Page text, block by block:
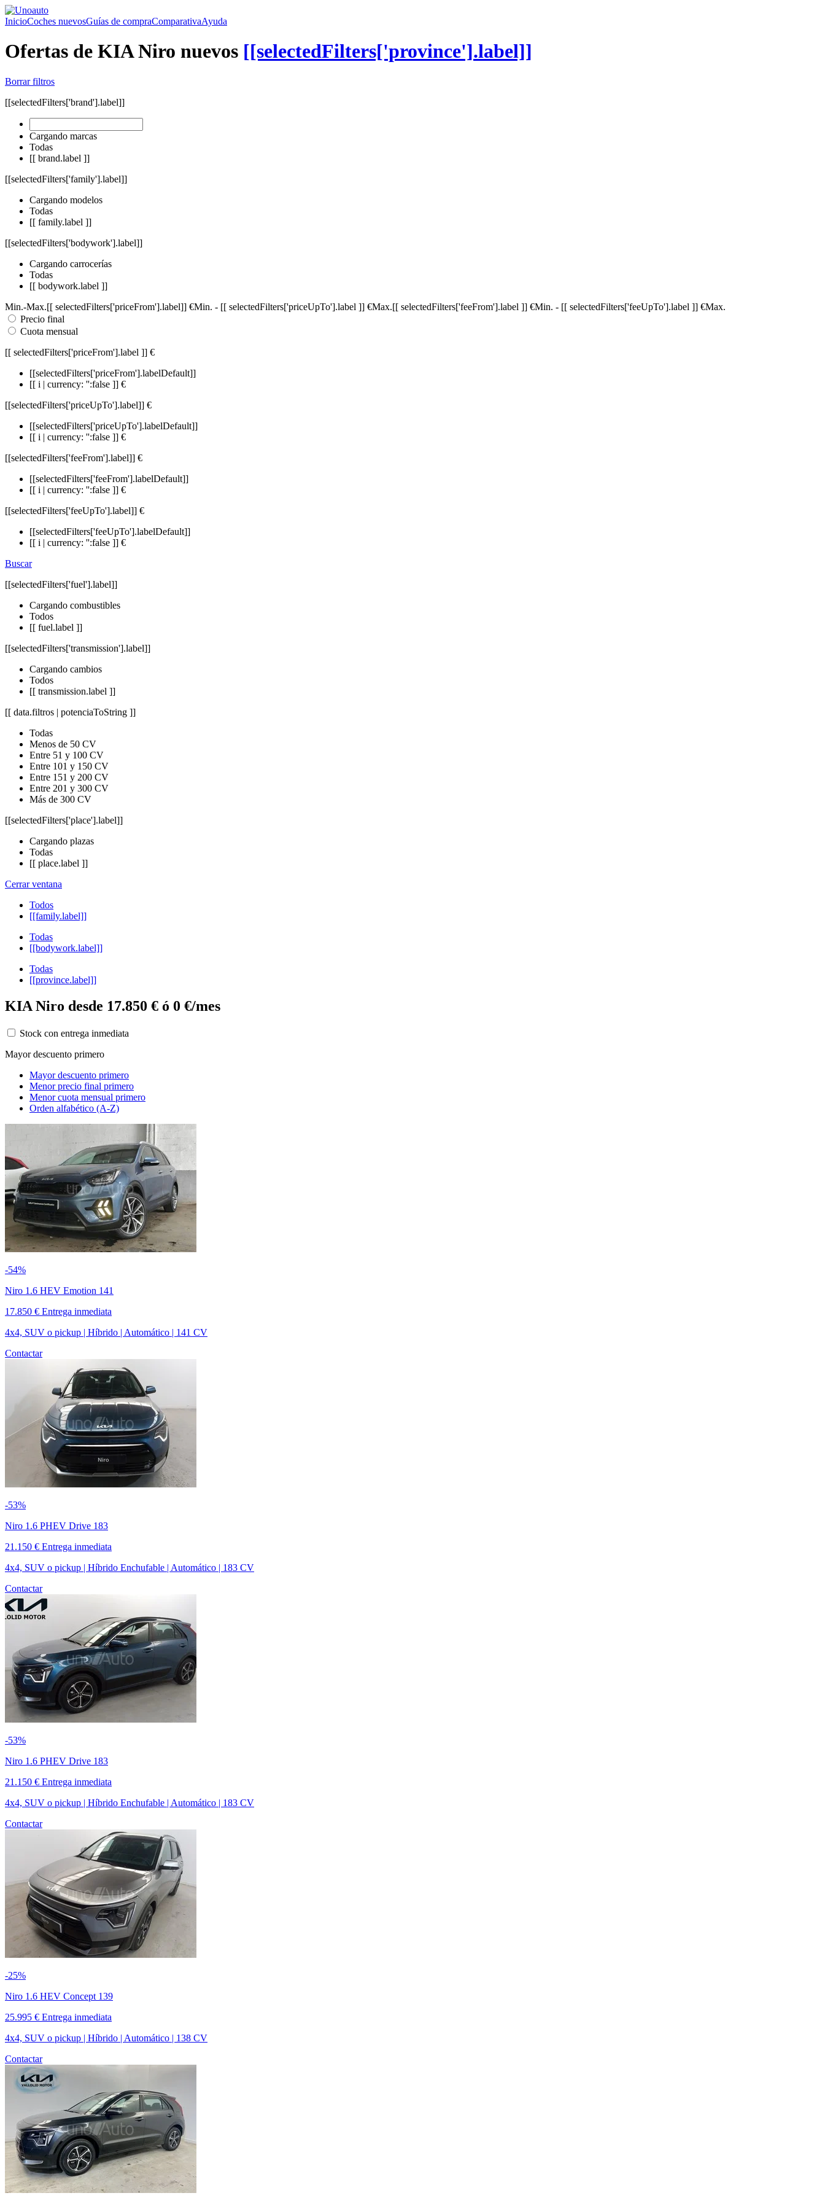
InicioCoches nuevosGuías de compraComparativaAyuda
Ofertas de KIA Niro nuevos [[selectedFilters['province'].label]]
Borrar filtros
[[selectedFilters['brand'].label]]
Cargando marcas
Todas
[[ brand.label ]]
[[selectedFilters['family'].label]]
Cargando modelos
Todas
[[ family.label ]]
[[selectedFilters['bodywork'].label]]
Cargando carrocerías
Todas
[[ bodywork.label ]]
Min.-Max.[[ selectedFilters['priceFrom'].label]] €Min. - [[ selectedFilters['priceUpTo'].label ]] €Max.[[ selectedFilters['feeFrom'].label ]] €Min. - [[ selectedFilters['feeUpTo'].label ]] €Max.
Precio final
Cuota mensual
[[ selectedFilters['priceFrom'].label ]] €
[[selectedFilters['priceFrom'].labelDefault]]
[[ i | currency: '':false ]] €
[[selectedFilters['priceUpTo'].label]] €
[[selectedFilters['priceUpTo'].labelDefault]]
[[ i | currency: '':false ]] €
[[selectedFilters['feeFrom'].label]] €
[[selectedFilters['feeFrom'].labelDefault]]
[[ i | currency: '':false ]] €
[[selectedFilters['feeUpTo'].label]] €
[[selectedFilters['feeUpTo'].labelDefault]]
[[ i | currency: '':false ]] €
Buscar
[[selectedFilters['fuel'].label]]
Cargando combustibles
Todos
[[ fuel.label ]]
[[selectedFilters['transmission'].label]]
Cargando cambios
Todos
[[ transmission.label ]]
[[ data.filtros | potenciaToString ]]
Todas
Menos de 50 CV
Entre 51 y 100 CV
Entre 101 y 150 CV
Entre 151 y 200 CV
Entre 201 y 300 CV
Más de 300 CV
[[selectedFilters['place'].label]]
Cargando plazas
Todas
[[ place.label ]]
Cerrar ventana
Todos
[[family.label]]
Todas
[[bodywork.label]]
Todas
[[province.label]]
KIA Niro desde 17.850 € ó 0 €/mes
Stock con entrega inmediata
Mayor descuento primero
Mayor descuento primero
Menor precio final primero
Menor cuota mensual primero
Orden alfabético (A-Z)
-54%
Niro 1.6 HEV Emotion 141
17.850 € Entrega inmediata
4x4, SUV o pickup | Híbrido | Automático | 141 CV
Contactar
-53%
Niro 1.6 PHEV Drive 183
21.150 € Entrega inmediata
4x4, SUV o pickup | Híbrido Enchufable | Automático | 183 CV
Contactar
-53%
Niro 1.6 PHEV Drive 183
21.150 € Entrega inmediata
4x4, SUV o pickup | Híbrido Enchufable | Automático | 183 CV
Contactar
-25%
Niro 1.6 HEV Concept 139
25.995 € Entrega inmediata
4x4, SUV o pickup | Híbrido | Automático | 138 CV
Contactar